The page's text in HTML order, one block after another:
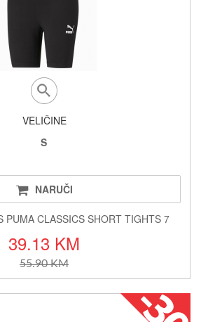
VELIČINE
S
NARUČI
PUMA CLASSICS SHORT TIGHTS 7
39.13 KM
55.90 KM